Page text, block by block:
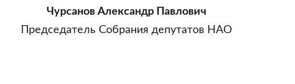
Чурсанов Александр Павлович
Председатель Собрания депутатов НАО